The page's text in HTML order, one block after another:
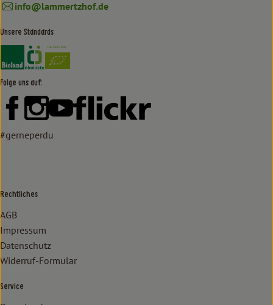
info@lammertzhof.de
Unsere Standards
Externer Link zu https://www.bioland.de/verbraucher
Externer Link zu https://www.oekokiste.de/
Folge uns auf:
Externer Link zu https://www.facebook.com/lammertzhof/
Externer Link zu https://www.instagram.com/
Externer Link zu https://www.youtube.com/
Externer Link zu https://
#gerneperdu
Rechtliches
AGB
Impressum
Datenschutz
Widerruf-Formular
Service